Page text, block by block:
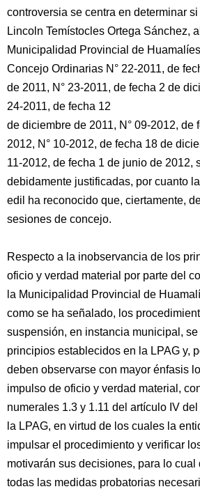
controversia se centra en determinar
Lincoln Temístocles Ortega Sánchez,
Municipalidad Provincial de
Concejo Ordinarias N° 22-2011, de
de 2011, N° 23-2011, de fecha 2 de
24-2011, de fecha 12
de diciembre de 2011, N° 09-2012, de
2012, N° 10-2012, de fecha 18 de
11-2012, de fecha 1 de junio de 2012,
debidamente justificadas, por cuanto
edil ha reconocido que, ciertamente,
sesiones de concejo.
Respecto a la inobservancia de los
oficio y verdad material por parte del
la Municipalidad Provincial de
como se ha señalado, los
suspensión, en instancia municipal,
principios establecidos en la LPAG y,
deben observarse con mayor énfasis
impulso de oficio y verdad material,
numerales 1.3 y 1.11 del artículo IV
la LPAG, en virtud de los cuales la
impulsar el procedimiento y verificar
motivarán sus decisiones, para lo cual
todas las medidas probatorias